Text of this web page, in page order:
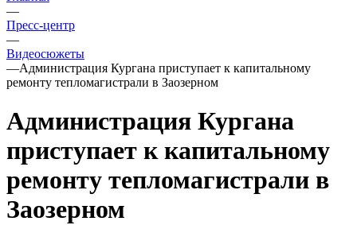
—
Пресс-центр
—
Видеосюжеты
—Администрация Кургана приступает к капитальному
ремонту тепломагистрали в Заозерном
Администрация Кургана
приступает к капитальному
ремонту тепломагистрали в
Заозерном